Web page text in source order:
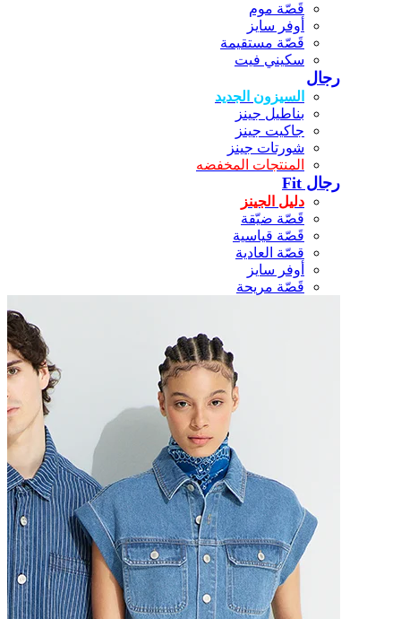
قَصّة موم
أوفر سايز
قَصّة مستقيمة
سكيني فيت
رجال
السيزون الجديد
بناطيل جينز
جاكيت جينز
شورتات جينز
المنتجات المخفضه
رجال Fit
دليل الجينز
قَصّة ضيّقة
قَصّة قياسية
قصّة العادية
أوفر سايز
قَصّة مريحة